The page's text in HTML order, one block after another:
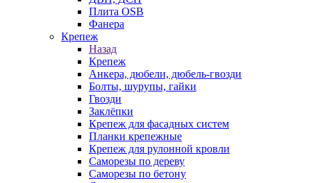
Плита OSB
Фанера
Крепеж
Назад
Крепеж
Анкера, дюбели, дюбель-гвозди
Болты, шурупы, гайки
Гвозди
Заклёпки
Крепеж для фасадных систем
Планки крепежные
Крепеж для рулонной кровли
Саморезы по дереву
Саморезы по бетону